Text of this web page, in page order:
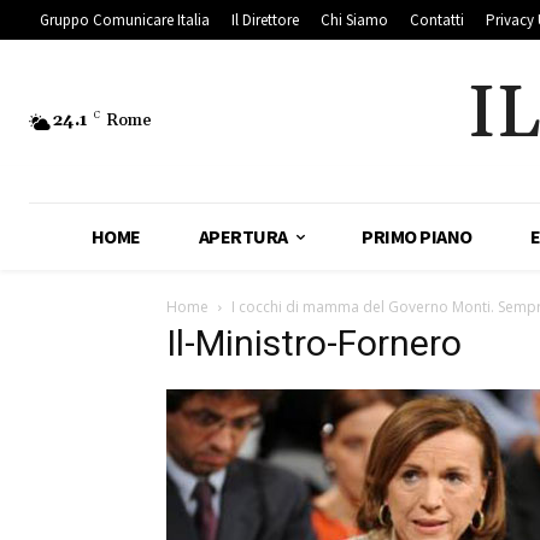
Gruppo Comunicare Italia Il Direttore Chi Siamo Contatti Privacy
24.1 C Rome
HOME APERTURA PRIMO PIANO
Home I cocchi di mamma del Governo Monti.
Il-Ministro-Fornero